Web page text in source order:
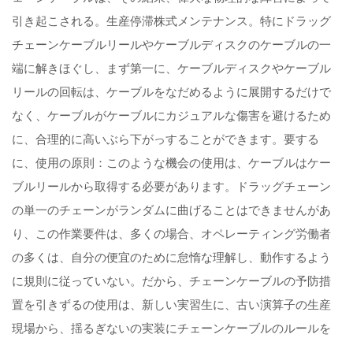
引き起こされる。生産停滞株式メンテナンス。特にドラッグ
チェーンケーブルリールやケーブルディスクのケーブルの一
端に解きほぐし、まず第一に、ケーブルディスクやケーブル
リールの回転は、ケーブルをなだめるように展開するだけで
なく、ケーブルがケーブルにカジュアルな傷害を避けるため
に、合理的に高いぶら下がっすることができます。要する
に、使用の原則：このような機会の使用は、ケーブルはケー
ブルリールから取得する必要があります。ドラッグチェーン
の単一のチェーンがランダムに曲げることはできませんがあ
り、この作業要件は、多くの場合、オペレーティング労働者
の多くは、自分の便宜のために怠惰な理解し、動作するよう
に規則に従っていない。だから、チェーンケーブルの予防措
置を引きずるの使用は、新しい実習生に、古い演算子の生産
現場から、揺るぎないの実装にチェーンケーブルのルールを